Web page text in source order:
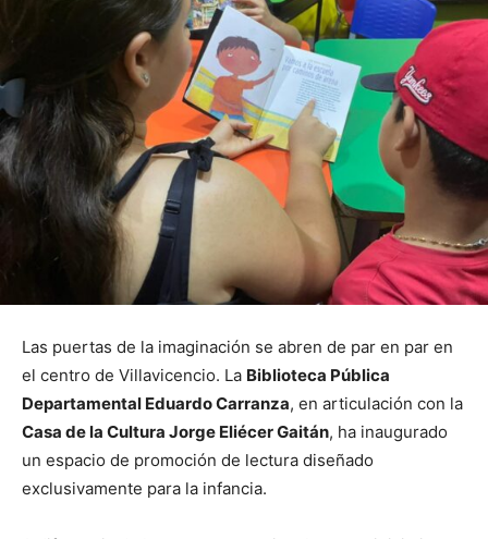
Las puertas de la imaginación se abren de par en par en
el centro de Villavicencio. La Biblioteca Pública
Departamental Eduardo Carranza, en articulación con la
Casa de la Cultura Jorge Eliécer Gaitán, ha inaugurado
un espacio de promoción de lectura diseñado
exclusivamente para la infancia.